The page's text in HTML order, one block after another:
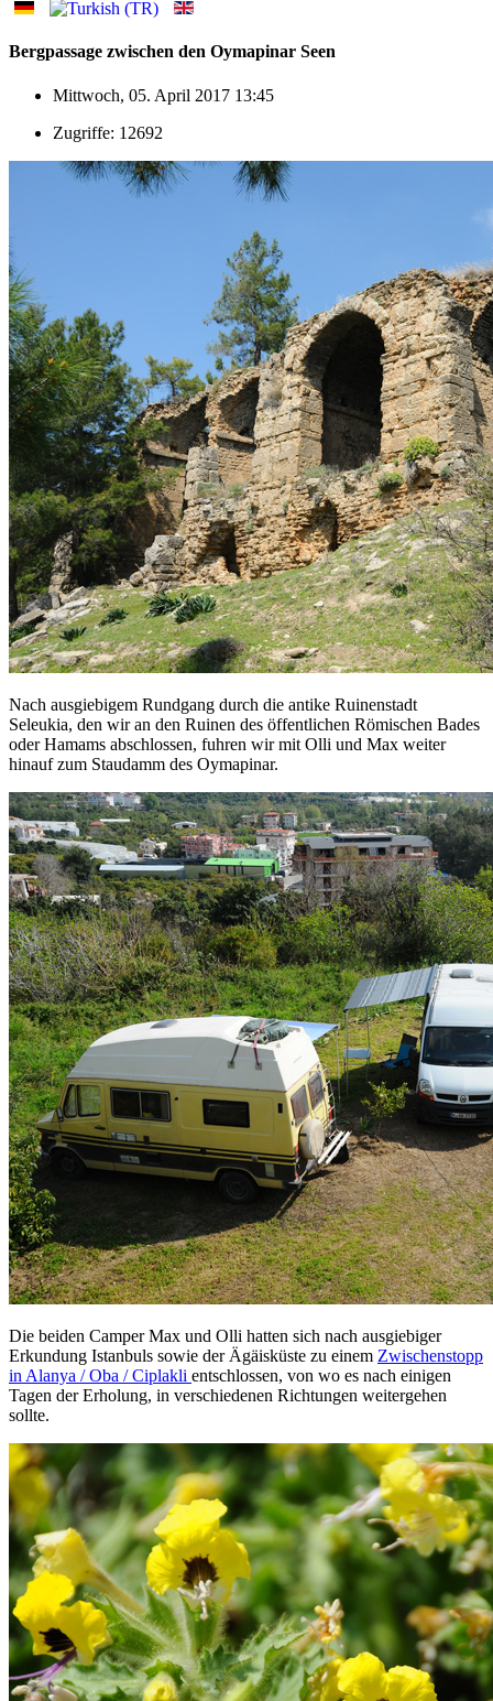
Bergpassage zwischen den Oymapinar Seen
Mittwoch, 05. April 2017 13:45
Zugriffe: 12692
Nach ausgiebigem Rundgang durch die antike Ruinenstadt
Seleukia, den wir an den Ruinen des öffentlichen Römischen Bades
oder Hamams abschlossen, fuhren wir mit Olli und Max weiter
hinauf zum Staudamm des Oymapinar.
Die beiden Camper Max und Olli hatten sich nach ausgiebiger
Erkundung Istanbuls sowie der Ägäisküste zu einem Zwischenstopp
in Alanya / Oba / Ciplakli entschlossen, von wo es nach einigen
Tagen der Erholung, in verschiedenen Richtungen weitergehen
sollte.